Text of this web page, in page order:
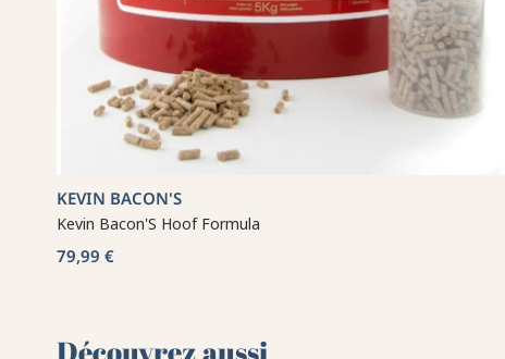
KEVIN BACON'S
Kevin Bacon'S Hoof Formula
79,99 €